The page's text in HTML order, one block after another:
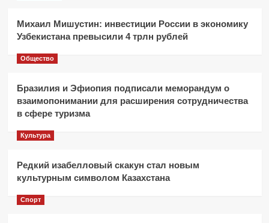
Михаил Мишустин: инвестиции России в экономику
Узбекистана превысили 4 трлн рублей
Общество
Бразилия и Эфиопия подписали меморандум о
взаимопонимании для расширения сотрудничества
в сфере туризма
Культура
Редкий изабелловый скакун стал новым
культурным символом Казахстана
Спорт